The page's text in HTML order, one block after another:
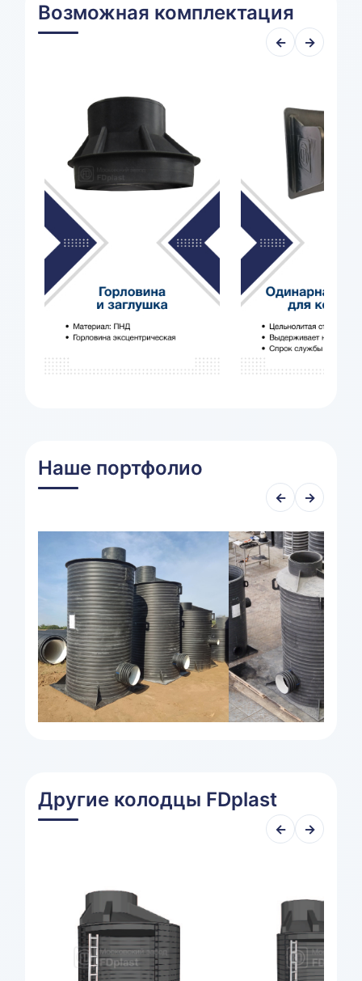
Возможная комплектация
← →
Наше портфолио
← →
Другие колодцы FDplast
← →